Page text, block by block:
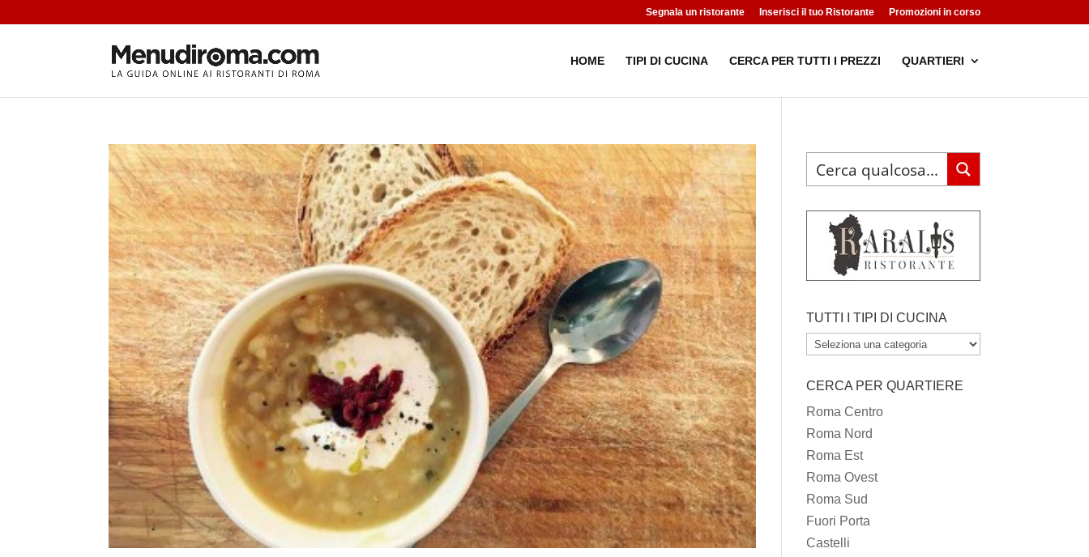
Segnala un ristorante Inserisci il tuo Ristorante Promozioni in corso
HOME TIPI DI CUCINA CERCA PER TUTTI I PREZZI QUARTIERI
TUTTI I TIPI DI CUCINA
TUTTI
TIPI
DI
CUCINA
CERCA PER QUARTIERE
Roma Centro
Roma Nord
Roma Est
Roma Ovest
Roma Sud
Fuori Porta
Castelli